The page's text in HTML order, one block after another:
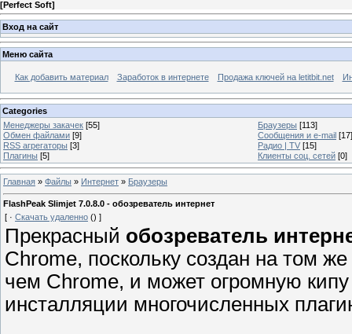
[Perfect Soft]
Вход на сайт
Меню сайта
Как добавить материал Заработок в интернете Продажа ключей на letitbit.net
Categories
Менеджеры закачек [55] Браузеры [113]
Обмен файлами [9] Сообщения и e-mail [17]
RSS агрегаторы [3] Радио | TV [15]
Плагины [5] Клиенты соц. сетей [0]
Главная » Файлы » Интернет » Браузеры
FlashPeak Slimjet 7.0.8.0 - обозреватель интернет
[ · Скачать удаленно () ]
Прекрасный обозреватель
Chrome, поскольку создан на том
чем Chrome, и может огромную
инсталляции многочисленных